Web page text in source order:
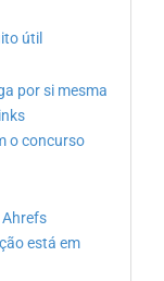
útil
por si mesma
o concurso
está em